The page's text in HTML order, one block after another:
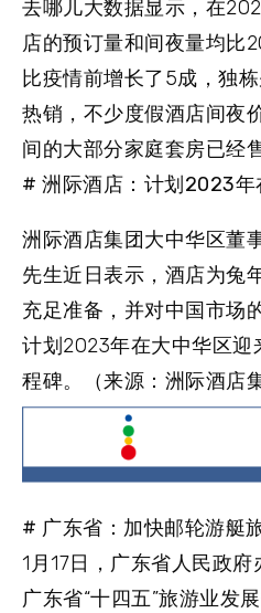
去哪儿大数据显示，在
店的预订量和间夜量均比
比疫情前增长了5成，独
热销，不少度假酒店间夜
间的大部分家庭套房已经
# 洲际酒店：计划2023
洲际酒店集团大中华区董
先生近日表示，酒店为兔
充足准备，并对中国市场
计划2023年在大中华区迎
程碑。（来源：洲际酒店集
# 广东省：加快邮轮游艇
1月17日，广东省人民政
广东省“十四五”旅游业发